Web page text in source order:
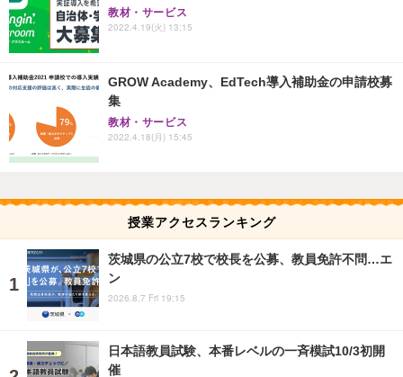
教材・サービス
2022.4.19(火) 13:15
GROW Academy、EdTech導入補助金の申請校募
集
教材・サービス
2022.4.18(月) 15:45
授業アクセスランキング
茨城県の公立7校で校長を公募、教員免許不問…エ
ン
2026.8.7 Fri 19:15
日本語教員試験、本番レベルの一斉模試10/3初開
催